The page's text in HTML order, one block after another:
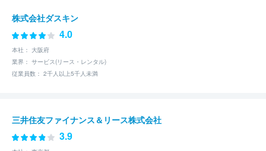
株式会社ダスキン
4.0
本社： 大阪府
業界： サービス(リース・レンタル)
従業員数： 2千人以上5千人未満
三井住友ファイナンス＆リース株式会社
3.9